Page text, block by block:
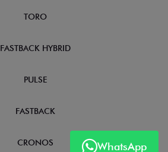
WhatsApp
TORO
FASTBACK HYBRID
PULSE
FASTBACK
CRONOS